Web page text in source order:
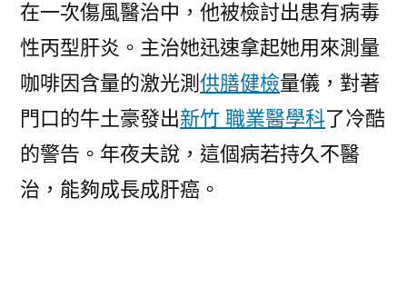
在一次傷風醫治中，他被檢討出患有病毒
性丙型肝炎。主治她迅速拿起她用來測量
咖啡因含量的激光測供膳健檢量儀，對著
門口的牛土豪發出新竹 職業醫學科了冷酷
的警告。年夜夫說，這個病若持久不醫
治，能夠成長成肝癌。